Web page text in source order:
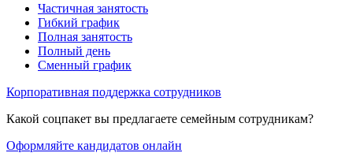
Частичная занятость
Гибкий график
Полная занятость
Полный день
Сменный график
Корпоративная поддержка сотрудников
Какой соцпакет вы предлагаете семейным сотрудникам?
Оформляйте кандидатов онлайн